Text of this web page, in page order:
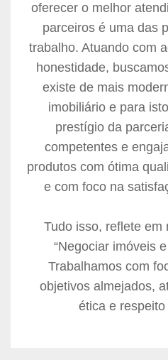
oferecer o melhor
parceiros é uma das
trabalho. Atuando com
honestidade,
existe de mais
imobiliário e para
prestígio da
competentes e
produtos com ótima
e com foco na
Tudo isso, reflete em
“Negociar imóveis
Trabalhamos com
objetivos almejados,
ética e